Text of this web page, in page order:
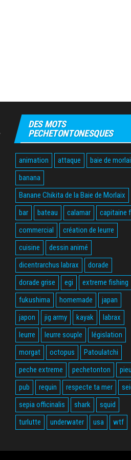
DES MOTS
PECHETONTONESQUES
animation attaque
baie de
banana
Banane Chikita de la Baie de Morlaix
bar
bateau calamar
capitaine
commercial
création de leurre
cuisine
dessin animé
dicentrarchus labrax
dorade
dorade grise
egi
extreme fishing
fukushima
homemade
japan
japon
jig army kayak
labrax
leurre
leurre souple
législation
morgat
octopus
Patoulatchi
peche extreme
pechetonton
pub
requin respecte ta mer
sepia officinalis
shark
squid
turlutte
underwater usa wtf